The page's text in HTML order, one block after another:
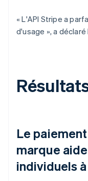
« L'API Stripe a
d'usage », a déclaré
Le
marque
individuels